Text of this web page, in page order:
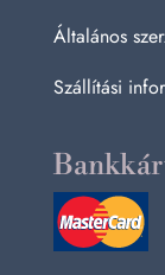
Általános
Szállítási